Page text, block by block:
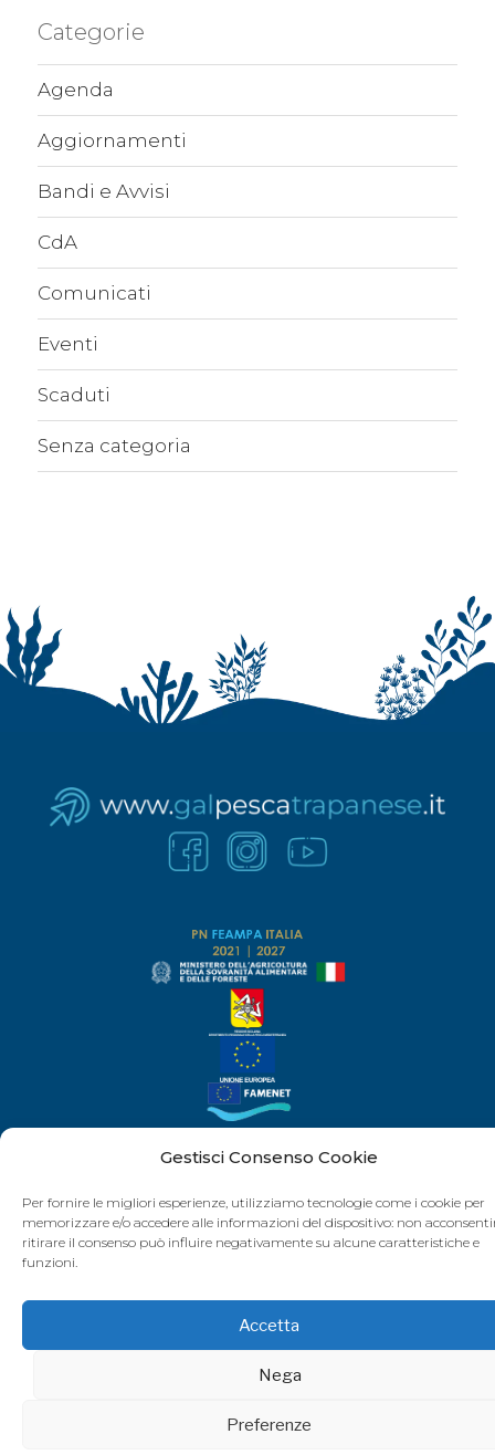
Gestisci Consenso Cookie
Per fornire le migliori esperienze, utilizziamo tecnologie come i cookie per
memorizzare e/o accedere alle informazioni del dispositivo: non
ritirare il consenso può influire negativamente su alcune caratteristiche e
funzioni.
Accetta
Nega
Preferenze
Categorie
Agenda
Aggiornamenti
Bandi e Avvisi
CdA
Comunicati
Eventi
Scaduti
Senza categoria
Locale di tipo partecipativo (CLLD)
Articoli 31-34 del Reg. (UE) n. 2021/1060 e Articoli 29-30 del Reg. (UE) n. 2021/1139.